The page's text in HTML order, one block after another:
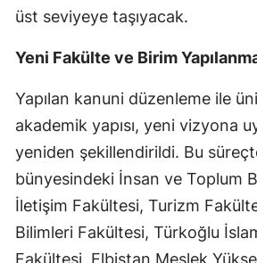
üst seviyeye taşıyacak.
Yeni Fakülte ve Birim
Yapılan kanuni düzenleme ile
akademik yapısı, yeni vizyona
yeniden şekillendirildi. Bu
bünyesindeki İnsan ve Toplum
İletişim Fakültesi, Turizm
Bilimleri Fakültesi, Türkoğlu
Fakültesi, Elbistan Meslek